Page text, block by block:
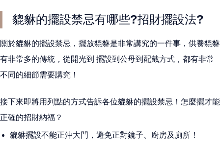
貔貅的擺設禁忌有哪些?招財擺設法?
關於貔貅的擺設禁忌，擺放貔貅是非常講究的一件事，供養貔貅
有非常多的傳統，從開光到 擺設到公母到配戴方式，都有非常
不同的細節需要講究！
接下來即將用列點的方式告訴各位貔貅的擺設禁忌！怎麼擺才能
正確的招財納福？
貔貅擺設不能正沖大門，避免正對鏡子、廚房及廁所！